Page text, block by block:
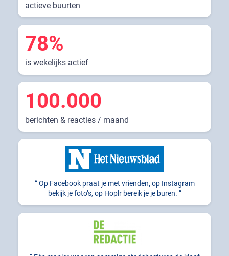
actieve buurten
78%
is wekelijks actief
100.000
berichten & reacties / maand
Op Facebook praat je met vrienden, op Instagram
bekijk je foto’s, op Hoplr bereik je je buren.